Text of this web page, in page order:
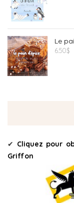
Le
6.50$
✔ Cliquez pour
Griffon